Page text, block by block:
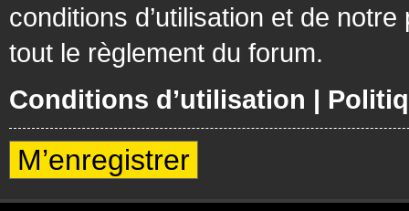
conditions d’utilisation et de
tout le règlement du forum.
Conditions d’utilisation |
M’enregistrer